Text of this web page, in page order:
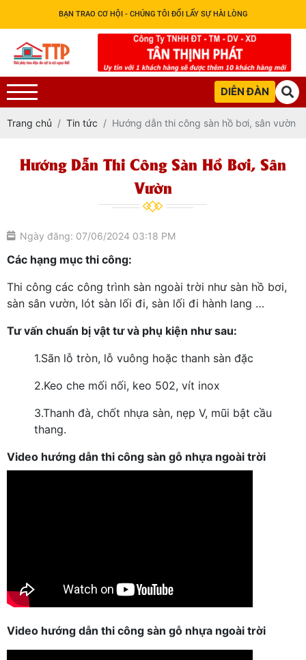
BẠN TRAO CƠ HỘI - CHÚNG TÔI ĐỔI LẤY SỰ HÀI LÒNG
DIỄN ĐÀN
Trang chủ Tin tức Hướng dẫn thi công sàn hồ bơi, sân vườn
Hướng Dẫn Thi Công Sàn Hồ Bơi, Sân
Vườn
Ngày đăng: 07/06/2024 03:18 PM
Các hạng mục thi công:
Thi công các công trình sàn ngoài trời như sàn hồ bơi,
sàn sân vườn, lót sàn lối đi, sàn lối đi hành lang …
Tư vấn chuẩn bị vật tư và phụ kiện như sau:
1.Sãn lỗ tròn, lỗ vuông hoặc thanh sàn đặc
2.Keo che mối nối, keo 502, vít inox
3.Thanh đà, chốt nhựa sàn, nẹp V, mũi bật cầu
thang.
Video hướng dẫn thi công sàn gỗ nhựa ngoài trời
Video hướng dẫn thi công sàn gỗ nhựa ngoài trời